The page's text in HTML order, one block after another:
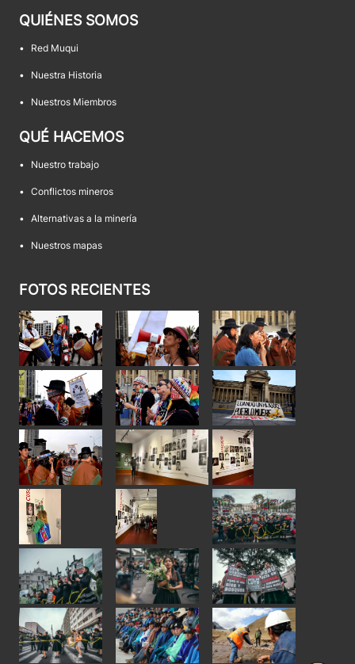
QUIÉNES SOMOS
• Red Muqui
• Nuestra Historia
• Nuestros Miembros
QUÉ HACEMOS
• Nuestro trabajo
• Conflictos mineros
• Alternativas a la minería
• Nuestros mapas
FOTOS RECIENTES